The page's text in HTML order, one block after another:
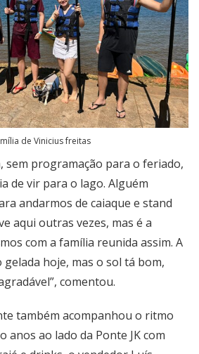
de Vinicius freitas
sem programação para o feriado,
de vir para o lago. Alguém
andarmos de caiaque e stand
aqui outras vezes, mas é a
com a família reunida assim. A
hoje, mas o sol tá bom,
comentou.
também acompanhou o ritmo
anos ao lado da Ponte JK com